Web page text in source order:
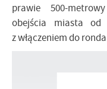
prawie 500-
obejścia miasta
z włączeniem do